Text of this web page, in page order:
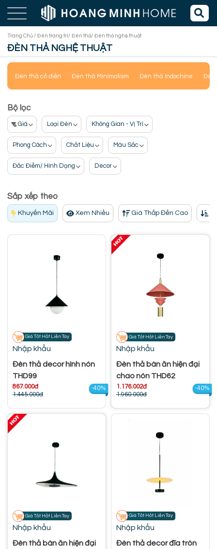
Trang Chủ / Đèn trang trí/ Đèn thả/ Đèn thả nghệ thuật
ĐÈN THẢ NGHỆ THUẬT
Đèn thả cổ điển Đèn thả Minimalism Đèn thả Indochine Đèn
Bộ lọc
Giá Loại Đèn Không Gian - Vị Trí
Phong Cách Chất Liệu Màu Sắc
Đắc Điểm/ Hình Dạng Decor
Sắp xếp theo
Khuyến Mãi Xem Nhiều Giá Thấp Đến Cao
Giá Tốt Hốt Liền Tay
Nhập khẩu
Đèn thả decor hình nón
THD99
867.000đ
1.445.000đ
-40%
Giá Tốt Hốt Liền Tay
Nhập khẩu
Đèn thả bàn ăn hiện đại
chao nón THD62
1.176.002đ
1.960.000đ
-40%
Giá Tốt Hốt Liền Tay
Nhập khẩu
Đèn thả bàn ăn hiện đại
Giá Tốt Hốt Liền Tay
Nhập khẩu
Đèn thả decor đĩa tròn